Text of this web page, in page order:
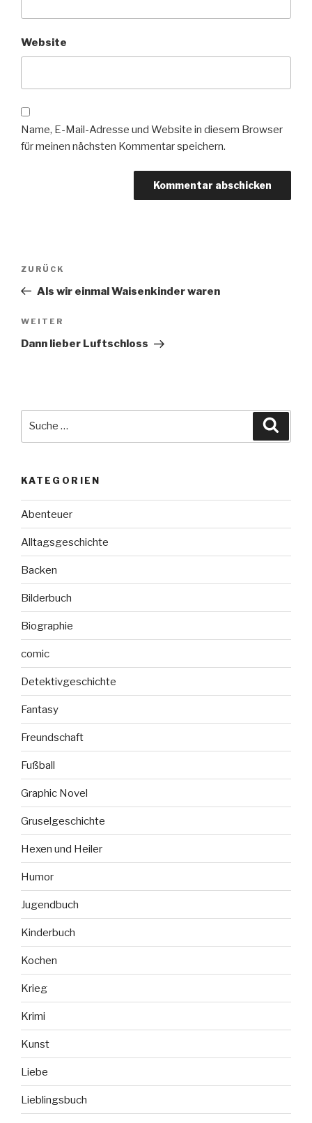
Website
Name, E-Mail-Adresse und Website in diesem Browser
für meinen nächsten Kommentar speichern.
Beitragsnavigation
Vorheriger
Beitrag
ZURÜCK
Als wir einmal Waisenkinder waren
Nächster
Beitrag
WEITER
Dann lieber Luftschloss
KATEGORIEN
Abenteuer
Alltagsgeschichte
Backen
Bilderbuch
Biographie
comic
Detektivgeschichte
Fantasy
Freundschaft
Fußball
Graphic Novel
Gruselgeschichte
Hexen und Heiler
Humor
Jugendbuch
Kinderbuch
Kochen
Krieg
Krimi
Kunst
Liebe
Lieblingsbuch